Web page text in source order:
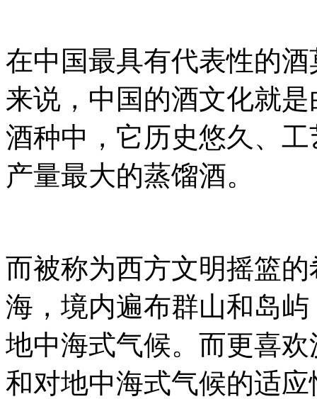
在中国最具有代表性的
来说，中国的酒文化就
酒种中，它历史悠久、
产量最大的蒸馏酒。
而被称为西方文明摇篮
海，境内遍布群山和岛
地中海式气候。而更喜
和对地中海式气候的适